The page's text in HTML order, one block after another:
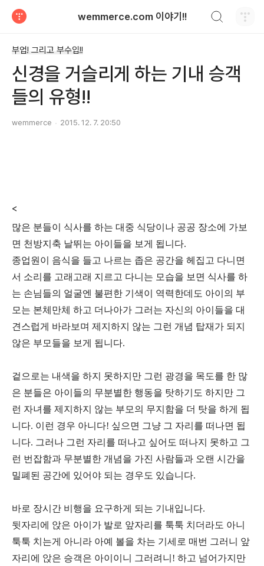
wemmerce.com 이야기!!
부업! 그리고 부수입!!
신경을 거슬리게 하는 기내 승객
들의 유형!!
wemmerce 2015. 12. 7. 20:50
<
많은 분들이 식사를 하는 대중 식당이나 공공 장소에 가보
면 천방지축 날뛰는 아이들을 보게 됩니다.
종업원이 음식을 들고 나르는 좁은 공간을 헤집고 다니면
서 소리를 고래고래 지르고 다니는 모습을 보면 식사를 하
는 손님들의 얼굴엔 불편한 기색이 역력한데도 아이의 부
모는 본체만체 하고 더나아가 그러는 자신의 아이들을 대
견스럽게 바라보며 제지하지 않는 그런 개념 탑재가 되지
않은 부모들을 보게 됩니다.
겉으로는 내색을 하지 못하지만 그런 광경을 목도를 한 많
은 분들은 아이들의 무분별한 행동을 탓하기도 하지만 그
런 자녀를 제지하지 않는 부모의 무지함을 더 탓을 하게 됩
니다. 이런 경우 아니다! 싶으면 그냥 그 자리를 떠나면 됩
니다. 그러나 그런 자리를 떠나고 싶어도 떠나지 못하고 그
런 번잡함과 무분별한 개념을 가진 사람들과 오랜 시간을
밀폐된 공간에 있어야 되는 경우도 있습니다.
바로 장시간 비행을 요구하게 되는 기내입니다.
뒷자리에 앉은 아이가 발로 앞자리를 툭툭 치더라도 아니
툭툭 치는게 아니라 아예 볼을 차는 기세로 매번 그러니 앞
자리에 앉은 승객은 아이이니 그러려니! 하고 넘어가지만